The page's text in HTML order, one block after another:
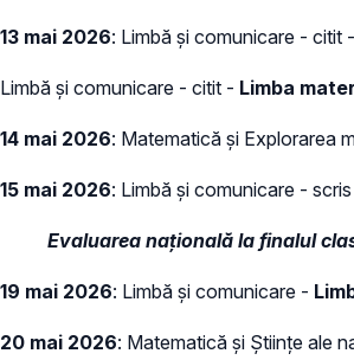
13 mai 2026: Limbă și comunicare - citit -
Limbă și comunicare - citit - Limba
14 mai 2026: Matematică și Explorarea
15 mai 2026: Limbă și comunicare -
Evaluarea națională la finalul
19 mai 2026: Limbă și comunicare -
20 mai 2026: Matematică și Științe ale